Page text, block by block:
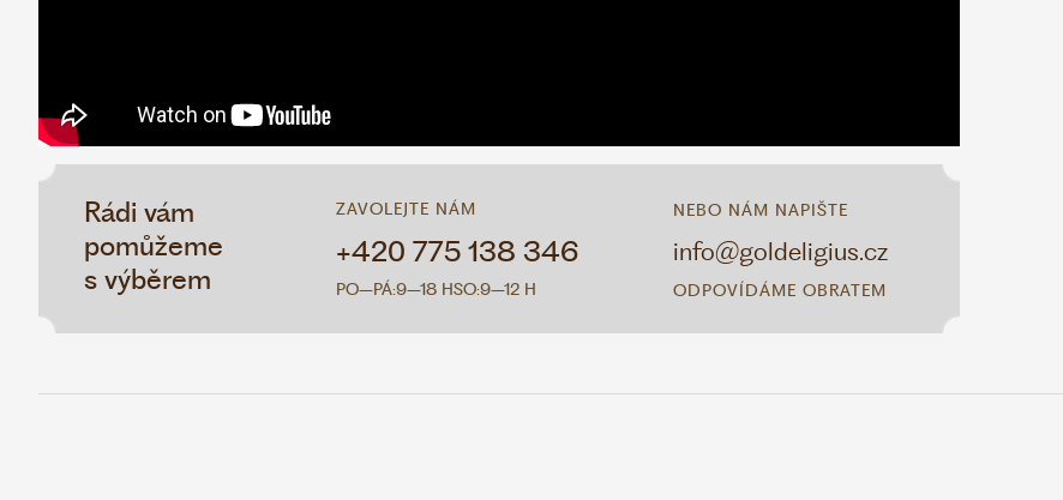
Rádi vám
pomůžeme
s výběrem
ZAVOLEJTE NÁM
+420 775 138 346
PO–PÁ:9–18 HSO:9–12 H
NEBO NÁM NAPIŠTE
info@goldeligius.cz
ODPOVÍDÁME OBRATEM